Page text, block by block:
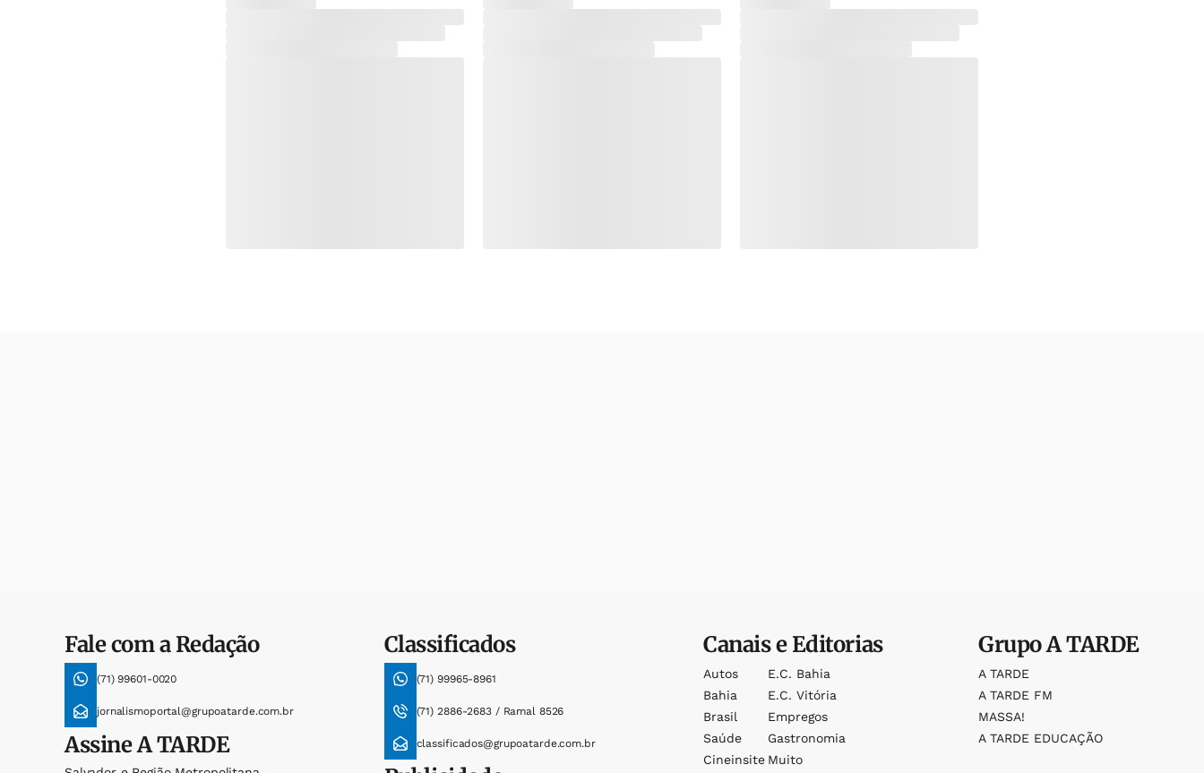
Fale com a Redação
(71) 99601-0020
jornalismoportal@grupoatarde.com.br
AssineA TARDE
Classificados
(71) 99965-8961
(71) 2886-2683 / Ramal 8526
classificados@grupoatarde.com.br
Canais e Editorias
Autos
Bahia
Brasil
Saúde
Cineinsite
E.c. Bahia
E.c. Vitória
Empregos
Gastronomia
Muito
GrupoA TARDE
A TARDE
A TARDE FM
MASSA!
A TARDE EDUCAÇÃO